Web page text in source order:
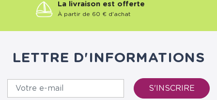
La livraison est offerte
À partir de 60 € d'achat
LETTRE D'INFORMATIONS